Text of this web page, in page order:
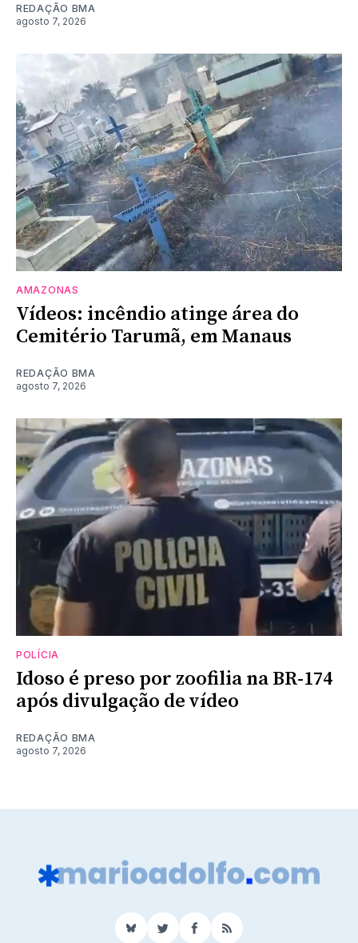
REDAÇÃO BMA
agosto 7, 2026
AMAZONAS
Vídeos: incêndio atinge área do
Cemitério Tarumã, em Manaus
REDAÇÃO BMA
agosto 7, 2026
POLÍCIA
Idoso é preso por zoofilia na BR-174
após divulgação de vídeo
REDAÇÃO BMA
agosto 7, 2026
BlueSkyTwitterFacebook
RSS